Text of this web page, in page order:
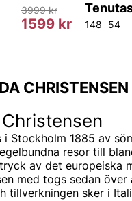
1599 kr
3999 kr
148 54
CHRISTENSEN
i Stockholm 1885 av
resor till
av det europeiska
med togs sedan
tillverkningen sker i